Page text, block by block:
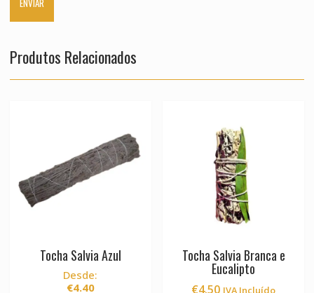
Produtos Relacionados
Tocha Salvia Azul
Desde:
€4.40
Tocha Salvia Branca e
Eucalipto
€4.50 IVA Incluído